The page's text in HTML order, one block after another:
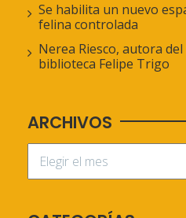
Se habilita un nuevo
felina controlada
Nerea Riesco, autora
biblioteca Felipe Trigo
ARCHIVOS